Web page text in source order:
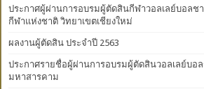
ประกาศผู้ผ่านการอบรมผู้ตัดสินกีฬาวอลเลย์บอล
กีฬาแห่งชาติ วิทยาเขตเชียงใหม่
ผลงานผู้ตัดสิน ประจำปี 2563
ประกาศรายชื่อผู้ผ่านการอบรมผู้ตัดสินวอลเลย์บอ
มหาสารคาม